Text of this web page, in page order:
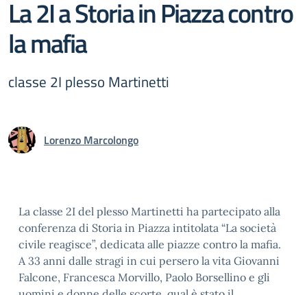
La 2I a Storia in Piazza contro
la mafia
classe 2I plesso Martinetti
Lorenzo Marcolongo
La classe 2I del plesso Martinetti ha partecipato alla
conferenza di Storia in Piazza intitolata “La società
civile reagisce”, dedicata alle piazze contro la mafia.
A 33 anni dalle stragi in cui persero la vita Giovanni
Falcone, Francesca Morvillo, Paolo Borsellino e gli